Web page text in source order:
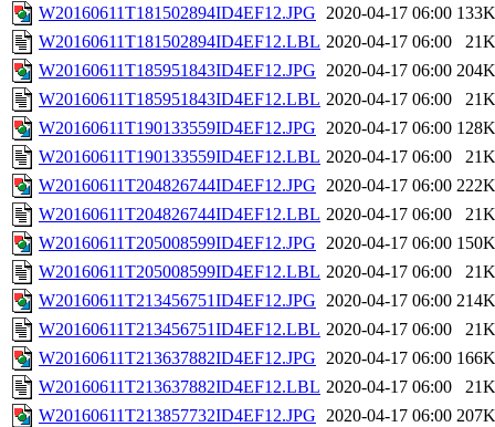
W20160611T181502894ID4EF12.JPG 2020-04-17 06:00 133K
W20160611T181502894ID4EF12.LBL 2020-04-17 06:00
21K
W20160611T185951843ID4EF12.JPG 2020-04-17 06:00 204K
W20160611T185951843ID4EF12.LBL 2020-04-17 06:00
21K
W20160611T190133559ID4EF12.JPG 2020-04-17 06:00 128K
W20160611T190133559ID4EF12.LBL 2020-04-17 06:00
21K
W20160611T204826744ID4EF12.JPG 2020-04-17 06:00 222K
W20160611T204826744ID4EF12.LBL 2020-04-17 06:00
21K
W20160611T205008599ID4EF12.JPG 2020-04-17 06:00 150K
W20160611T205008599ID4EF12.LBL 2020-04-17 06:00
21K
W20160611T213456751ID4EF12.JPG 2020-04-17 06:00 214K
W20160611T213456751ID4EF12.LBL 2020-04-17 06:00
21K
W20160611T213637882ID4EF12.JPG 2020-04-17 06:00 166K
W20160611T213637882ID4EF12.LBL 2020-04-17 06:00
21K
W20160611T213857732ID4EF12.JPG 2020-04-17 06:00 207K